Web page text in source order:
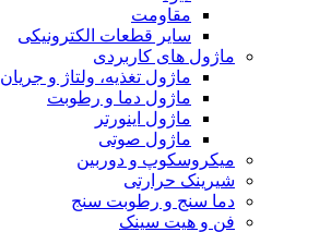
مقاومت
سایر قطعات الکترونیکی
ماژول های کاربردی
ماژول تغذیه، ولتاژ و جریان
ماژول دما و رطوبت
ماژول اینورتر
ماژول صوتی
میکروسکوپ و دوربین
شیرینک حرارتی
دما سنج و رطوبت سنج
فن و هیت سینک